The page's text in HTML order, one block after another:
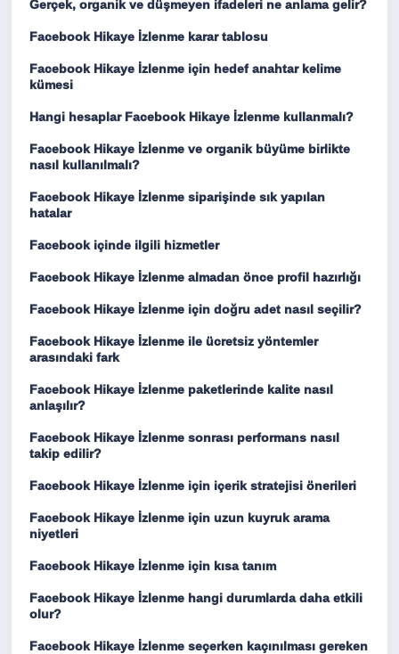
Gerçek, organik ve düşmeyen ifadeleri ne anlama gelir?
Facebook Hikaye İzlenme karar tablosu
Facebook Hikaye İzlenme için hedef anahtar kelime
kümesi
Hangi hesaplar Facebook Hikaye İzlenme kullanmalı?
Facebook Hikaye İzlenme ve organik büyüme birlikte
nasıl kullanılmalı?
Facebook Hikaye İzlenme siparişinde sık yapılan
hatalar
Facebook içinde ilgili hizmetler
Facebook Hikaye İzlenme almadan önce profil hazırlığı
Facebook Hikaye İzlenme için doğru adet nasıl seçilir?
Facebook Hikaye İzlenme ile ücretsiz yöntemler
arasındaki fark
Facebook Hikaye İzlenme paketlerinde kalite nasıl
anlaşılır?
Facebook Hikaye İzlenme sonrası performans nasıl
takip edilir?
Facebook Hikaye İzlenme için içerik stratejisi önerileri
Facebook Hikaye İzlenme için uzun kuyruk arama
niyetleri
Facebook Hikaye İzlenme için kısa tanım
Facebook Hikaye İzlenme hangi durumlarda daha etkili
olur?
Facebook Hikaye İzlenme seçerken kaçınılması gereken